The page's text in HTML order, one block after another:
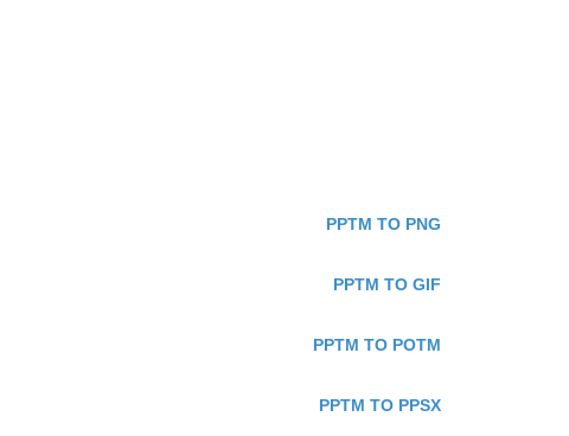
PPTM TO PNG
PPTM TO GIF
PPTM TO POTM
PPTM TO PPSX